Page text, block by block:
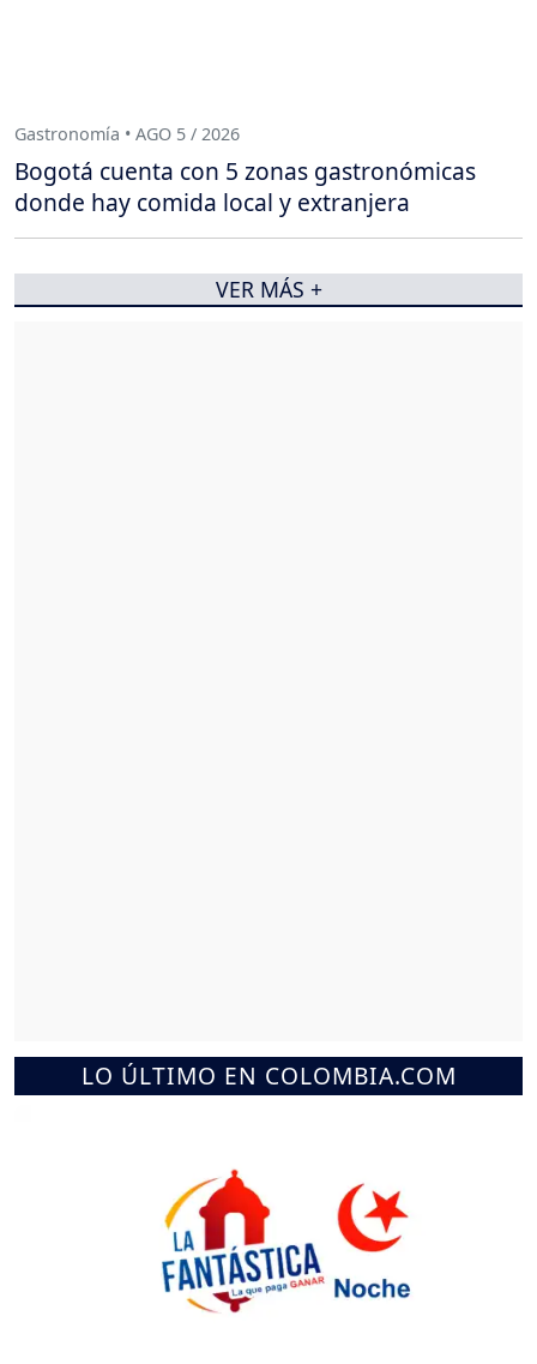
LO ÚLTIMO EN COLOMBIA.COM
Gastronomía • AGO 5 / 2026
Bogotá cuenta con 5 zonas gastronómicas
donde hay comida local y extranjera
VER MÁS +